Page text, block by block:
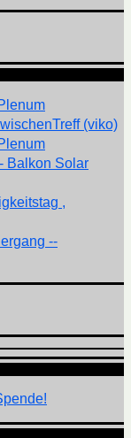
(viko)
Balkon Solar
,
--